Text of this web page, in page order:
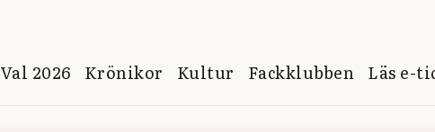
Val 2026 Krönikor Kultur Fackklubben Läs e-